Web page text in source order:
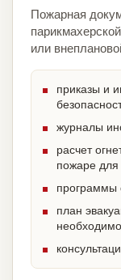
Пожарная
или
приказы и
журналы
расчет
пожаре для
программы
план